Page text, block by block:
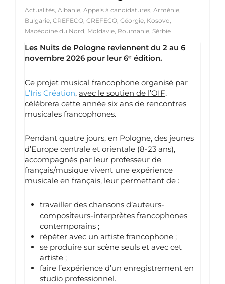
Actualités Albanie Appels à candidatures Arménie
Bulgarie CREFECO CREFECO Géorgie Kosovo
Macédoine du Nord Moldavie Roumanie Sérbie
Les Nuits de Pologne reviennent du 2 au 6
novembre 2026 pour leur 6ᵉ édition.
Ce projet musical francophone organisé par
L’Iris Création, avec le soutien de l’OIF,
célèbrera cette année six ans de rencontres
musicales francophones.
Pendant quatre jours, en Pologne, des jeunes
d’Europe centrale et orientale (8-23 ans),
accompagnés par leur professeur de
français/musique vivent une expérience
musicale en français, leur permettant de :
travailler des chansons d’auteurs-
compositeurs-interprètes francophones
contemporains ;
répéter avec un artiste francophone ;
se produire sur scène seuls et avec cet
artiste ;
faire l’expérience d’un enregistrement en
studio professionnel.